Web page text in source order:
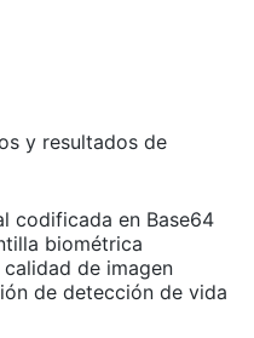
y resultados de
codificada en Base64
biométrica
de imagen
de detección de vida